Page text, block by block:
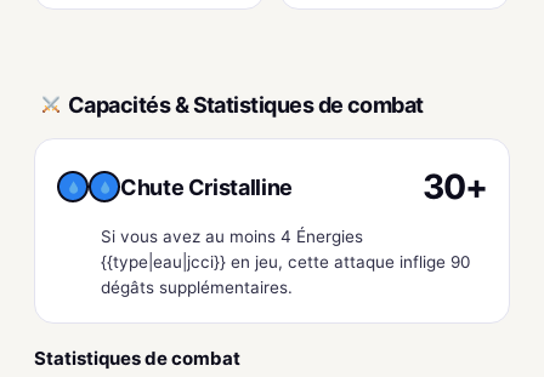
Capacités & Statistiques de combat
Chute Cristalline 30+
Si vous avez au moins 4 Énergies
{{type|eau|jcci}} en jeu, cette attaque inflige 90
dégâts supplémentaires.
Statistiques de combat